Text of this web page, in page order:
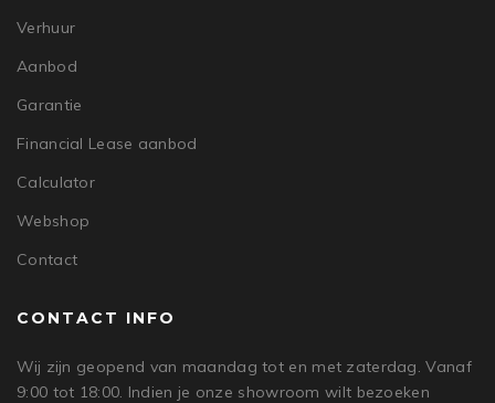
Verhuur
Aanbod
Garantie
Financial Lease aanbod
Calculator
Webshop
Contact
CONTACT INFO
Wij zijn geopend van maandag tot en met zaterdag. Vanaf
9:00 tot 18:00. Indien je onze showroom wilt bezoeken